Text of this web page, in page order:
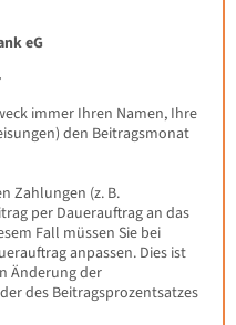
eG
immer Ihren Namen, Ihre
den Beitragsmonat
Zahlungen (z. B.
per Dauerauftrag an das
Fall müssen Sie bei
anpassen. Dies ist
Änderung der
des Beitragsprozentsatzes